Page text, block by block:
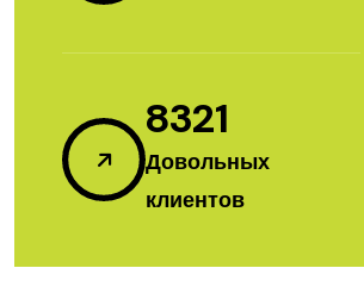
8321
Довольных
клиентов